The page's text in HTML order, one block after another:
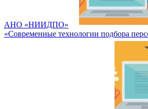
АНО «НИИДПО»
«Современные технологии подбора